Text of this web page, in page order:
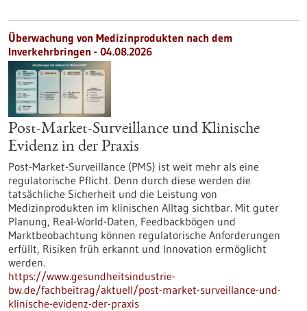
Überwachung von Medizinprodukten nach dem
Inverkehrbringen - 04.08.2026
Post-Market-Surveillance und Klinische
Evidenz in der Praxis
Post-Market-Surveillance (PMS) ist weit mehr als eine
regulatorische Pflicht. Denn durch diese werden die
tatsächliche Sicherheit und die Leistung von
Medizinprodukten im klinischen Alltag sichtbar. Mit guter
Planung, Real-World-Daten, Feedbackbögen und
Marktbeobachtung können regulatorische Anforderungen
erfüllt, Risiken früh erkannt und Innovation ermöglicht
werden.
https://www.gesundheitsindustrie-
bw.de/fachbeitrag/aktuell/post-market-surveillance-und-
klinische-evidenz-der-praxis